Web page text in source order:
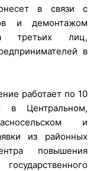
в связи с
и демонтажом
третьих лиц,
в
работает по 10
в Центральном,
и
из районных
повышения